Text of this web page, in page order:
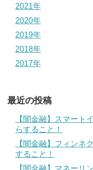
2021年
2020年
2019年
2018年
2017年
最近の投稿
【闇金融】スマート
らすること！
【闇金融】フィンネ
すること！